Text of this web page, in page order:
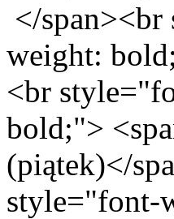
</
weight:
<br
bold;">
(piątek)</
style="font-